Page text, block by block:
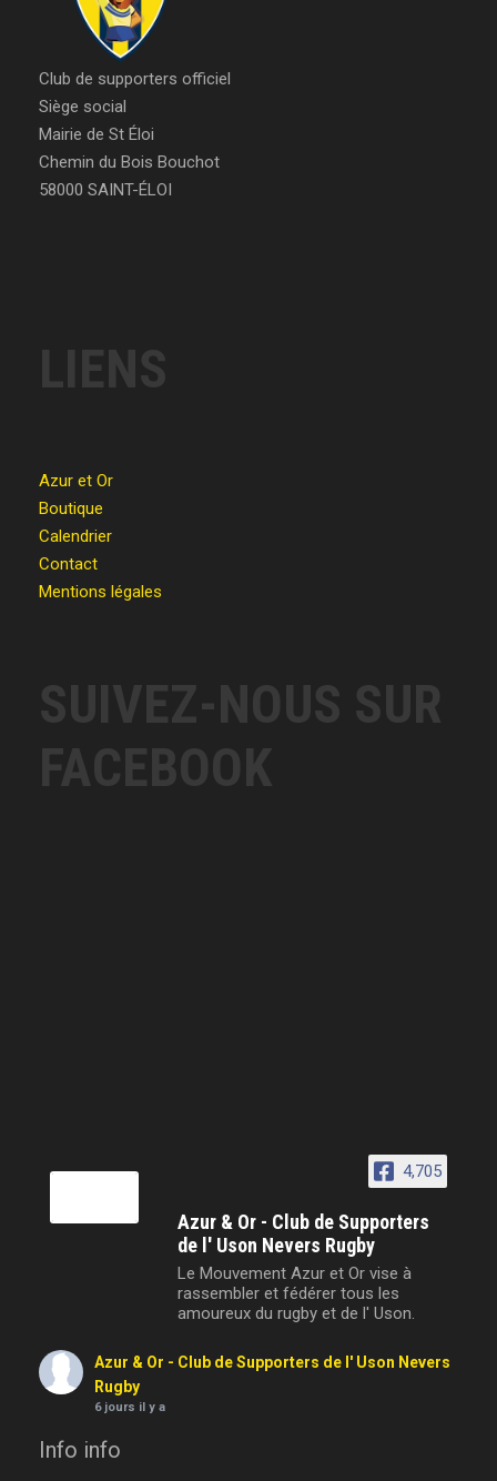
Club de supporters officiel
Siège social
Mairie de St Éloi
Chemin du Bois Bouchot
58000 SAINT-ÉLOI
LIENS
Azur et Or
Boutique
Calendrier
Contact
Mentions légales
SUIVEZ-NOUS SUR
FACEBOOK
4,705
Azur & Or - Club de Supporters
de l' Uson Nevers Rugby
Le Mouvement Azur et Or vise à
rassembler et fédérer tous les
amoureux du rugby et de l' Uson.
Azur & Or - Club de Supporters de l' Uson Nevers
Rugby
6 jours il y a
Info info